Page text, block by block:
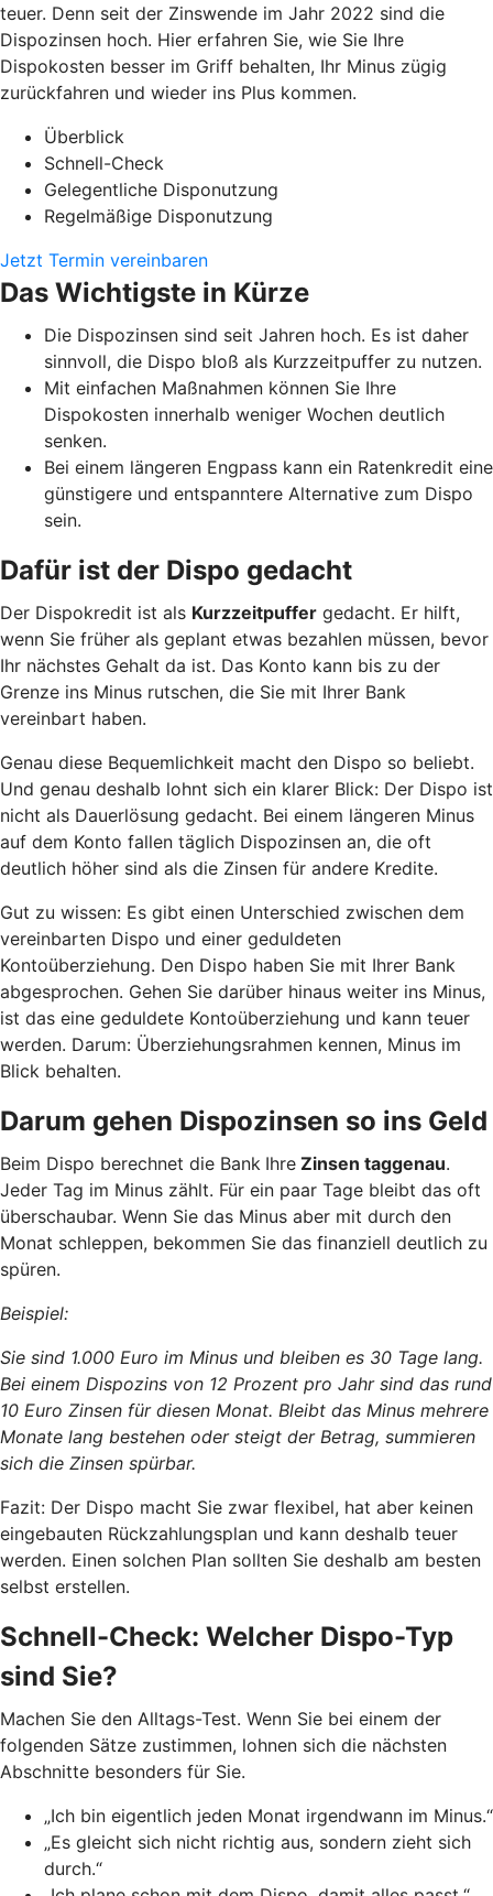
teuer. Denn seit der Zinswende im Jahr 2022 sind die
Dispozinsen hoch. Hier erfahren Sie, wie Sie Ihre
Dispokosten besser im Griff behalten, Ihr Minus zügig
zurückfahren und wieder ins Plus kommen.
Überblick
Schnell-Check
Gelegentliche Disponutzung
Regelmäßige Disponutzung
Jetzt Termin vereinbaren
Das Wichtigste in Kürze
Die Dispozinsen sind seit Jahren hoch. Es ist daher
sinnvoll, die Dispo bloß als Kurzzeitpuffer zu nutzen.
Mit einfachen Maßnahmen können Sie Ihre
Dispokosten innerhalb weniger Wochen deutlich
senken.
Bei einem längeren Engpass kann ein Ratenkredit eine
günstigere und entspanntere Alternative zum Dispo
sein.
Dafür ist der Dispo gedacht
Der Dispokredit ist als Kurzzeitpuffer gedacht. Er hilft,
wenn Sie früher als geplant etwas bezahlen müssen, bevor
Ihr nächstes Gehalt da ist. Das Konto kann bis zu der
Grenze ins Minus rutschen, die Sie mit Ihrer Bank
vereinbart haben.
Genau diese Bequemlichkeit macht den Dispo so beliebt.
Und genau deshalb lohnt sich ein klarer Blick: Der Dispo ist
nicht als Dauerlösung gedacht. Bei einem längeren Minus
auf dem Konto fallen täglich Dispozinsen an, die oft
deutlich höher sind als die Zinsen für andere Kredite.
Gut zu wissen: Es gibt einen Unterschied zwischen dem
vereinbarten Dispo und einer geduldeten
Kontoüberziehung. Den Dispo haben Sie mit Ihrer Bank
abgesprochen. Gehen Sie darüber hinaus weiter ins Minus,
ist das eine geduldete Kontoüberziehung und kann teuer
werden. Darum: Überziehungsrahmen kennen, Minus im
Blick behalten.
Darum gehen Dispozinsen so ins Geld
Beim Dispo berechnet die Bank Ihre Zinsen taggenau.
Jeder Tag im Minus zählt. Für ein paar Tage bleibt das oft
überschaubar. Wenn Sie das Minus aber mit durch den
Monat schleppen, bekommen Sie das finanziell deutlich zu
spüren.
Beispiel:
Sie sind 1.000 Euro im Minus und bleiben es 30 Tage lang.
Bei einem Dispozins von 12 Prozent pro Jahr sind das rund
10 Euro Zinsen für diesen Monat. Bleibt das Minus mehrere
Monate lang bestehen oder steigt der Betrag, summieren
sich die Zinsen spürbar.
Fazit: Der Dispo macht Sie zwar flexibel, hat aber keinen
eingebauten Rückzahlungsplan und kann deshalb teuer
werden. Einen solchen Plan sollten Sie deshalb am besten
selbst erstellen.
Schnell-Check: Welcher Dispo-Typ
sind Sie?
Machen Sie den Alltags-Test. Wenn Sie bei einem der
folgenden Sätze zustimmen, lohnen sich die nächsten
Abschnitte besonders für Sie.
„Ich bin eigentlich jeden Monat irgendwann im Minus.“
„Es gleicht sich nicht richtig aus, sondern zieht sich
durch.“